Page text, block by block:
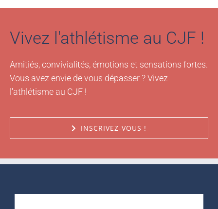
Vivez l'athlétisme au CJF !
Amitiés, convivialités, émotions et sensations fortes.
Vous avez envie de vous dépasser ? Vivez
l'athlétisme au CJF !
INSCRIVEZ-VOUS !